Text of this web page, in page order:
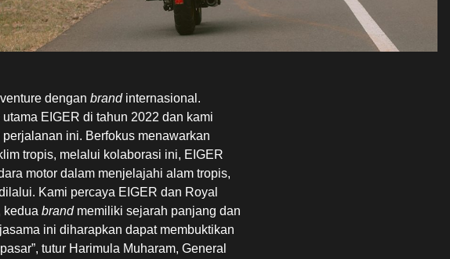
dengan brand internasional.
EIGER di tahun 2022 dan kami
ini. Berfokus menawarkan
tropis, melalui kolaborasi ini, EIGER
motor dalam menjelajahi alam tropis,
Kami percaya EIGER dan Royal
kedua brand memiliki sejarah panjang dan
ini diharapkan dapat membuktikan
tutur Harimula Muharam, General